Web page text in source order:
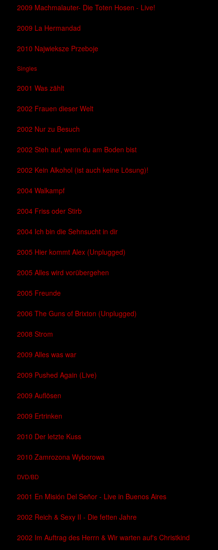
2009 Machmalauter- Die Toten Hosen - Live!
2009 La Hermandad
2010 Najwieksze Przeboje
Singles
2001 Was zählt
2002 Frauen dieser Welt
2002 Nur zu Besuch
2002 Steh auf, wenn du am Boden bist
2002 Kein Alkohol (ist auch keine Lösung)!
2004 Walkampf
2004 Friss oder Stirb
2004 Ich bin die Sehnsucht in dir
2005 Hier kommt Alex (Unplugged)
2005 Alles wird vorübergehen
2005 Freunde
2006 The Guns of Brixton (Unplugged)
2008 Strom
2009 Alles was war
2009 Pushed Again (Live)
2009 Auflösen
2009 Ertrinken
2010 Der letzte Kuss
2010 Zamrozona Wyborowa
DVD/BD
2001 En Misión Del Señor - Live in Buenos Aires
2002 Reich & Sexy II - Die fetten Jahre
2002 Im Auftrag des Herrn & Wir warten auf's Christkind